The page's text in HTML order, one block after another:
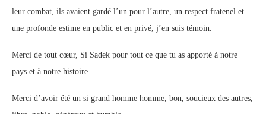
leur combat, ils avaient gardé l’un pour l’autre, un respect fratenel et
une profonde estime en public et en privé, j’en suis témoin.
Merci de tout cœur, Si Sadek pour tout ce que tu as apporté à notre
pays et à notre histoire.
Merci d’avoir été un si grand homme homme, bon, soucieux des autres,